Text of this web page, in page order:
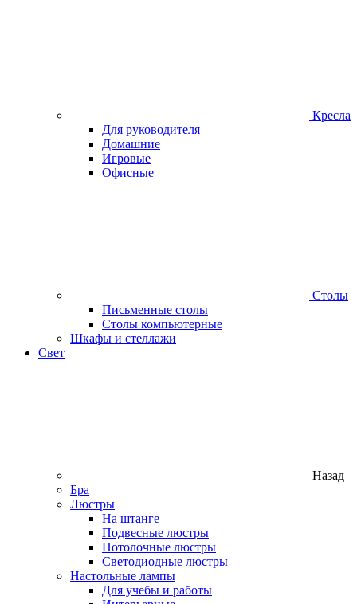
Кресла
Для руководителя
Домашние
Игровые
Офисные
Столы
Письменные столы
Столы компьютерные
Шкафы и стеллажи
Свет
Назад
Бра
Люстры
На штанге
Подвесные люстры
Потолочные люстры
Светодиодные люстры
Настольные лампы
Для учебы и работы